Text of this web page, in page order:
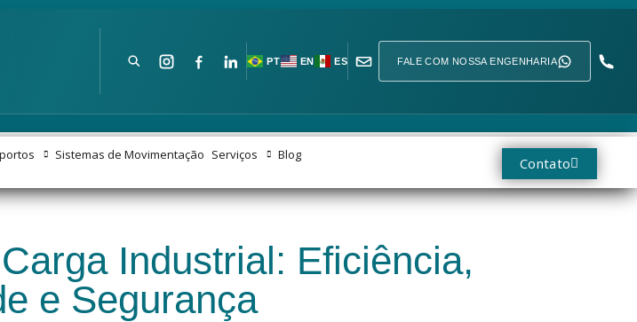
PT EN ES FALE COM NOSSA ENGENHARIA
Sistemas de Movimentação Serviços Blog Contato
Industrial: Eficiência,
e Segurança